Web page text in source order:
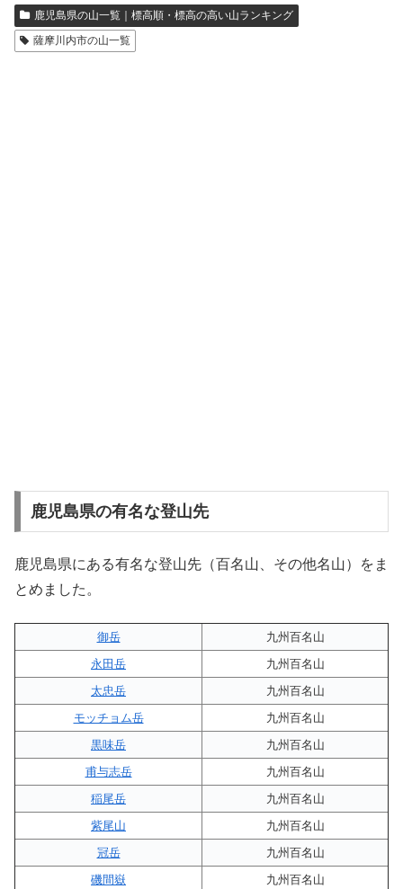
鹿児島県の山一覧｜標高順・標高の高い山ランキング
薩摩川内市の山一覧
鹿児島県の有名な登山先
鹿児島県にある有名な登山先（百名山、その他名山）をま
とめました。
御岳
九州百名山
永田岳
九州百名山
太忠岳
九州百名山
モッチョム岳
九州百名山
黒味岳
九州百名山
甫与志岳
九州百名山
稲尾岳
九州百名山
紫尾山
九州百名山
冠岳
九州百名山
磯間嶽
九州百名山